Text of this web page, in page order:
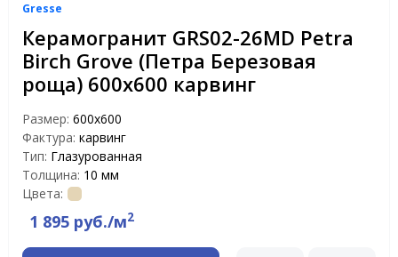
Gresse
Керамогранит GRS02-26MD Petra
Birch Grove (Петра Березовая
роща) 600x600 карвинг
Размер: 600x600
Фактура: карвинг
Тип: Глазурованная
Толщина: 10 мм
Цвета:
1 895 руб./м2